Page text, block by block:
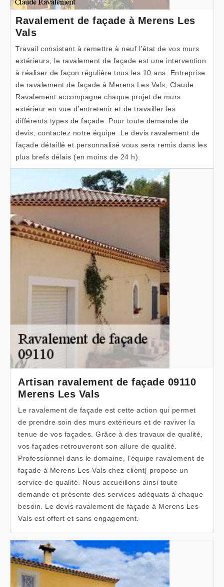
Ravalement de façade à Merens Les
Vals
Travail consistant à remettre à neuf l’état de vos murs
extérieurs, le ravalement de façade est une intervention
à réaliser de façon régulière tous les 10 ans. Entreprise
de ravalement de façade à Merens Les Vals, Claude
Ravalement accompagne chaque projet de murs
extérieur en vue d’entretenir et de travailler les
différents types de façade. Pour toute demande de
devis, contactez notre équipe. Le devis ravalement de
façade détaillé et personnalisé vous sera remis dans les
plus brefs délais (en moins de 24 h).
Artisan ravalement de façade 09110
Merens Les Vals
Le ravalement de façade est cette action qui permet
de prendre soin des murs extérieurs et de raviver la
tenue de vos façades. Grâce à des travaux de qualité,
vos façades retrouveront son allure de qualité.
Professionnel dans le domaine, l’équipe ravalement de
façade à Merens Les Vals chez client} propose un
service de qualité. Nous accueillons ainsi toute
demande et présente des services adéquats à chaque
besoin. Le devis ravalement de façade à Merens Les
Vals est offert et sans engagement.